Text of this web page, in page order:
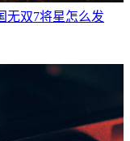
无双7将星怎么发